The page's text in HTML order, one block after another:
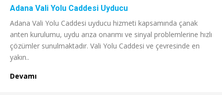
Adana Vali Yolu Caddesi Uyducu
Adana Vali Yolu Caddesi uyducu hizmeti kapsamında çanak
anten kurulumu, uydu arıza onarımı ve sinyal problemlerine hızlı
çözümler sunulmaktadır. Vali Yolu Caddesi ve çevresinde en
yakın..
Devamı